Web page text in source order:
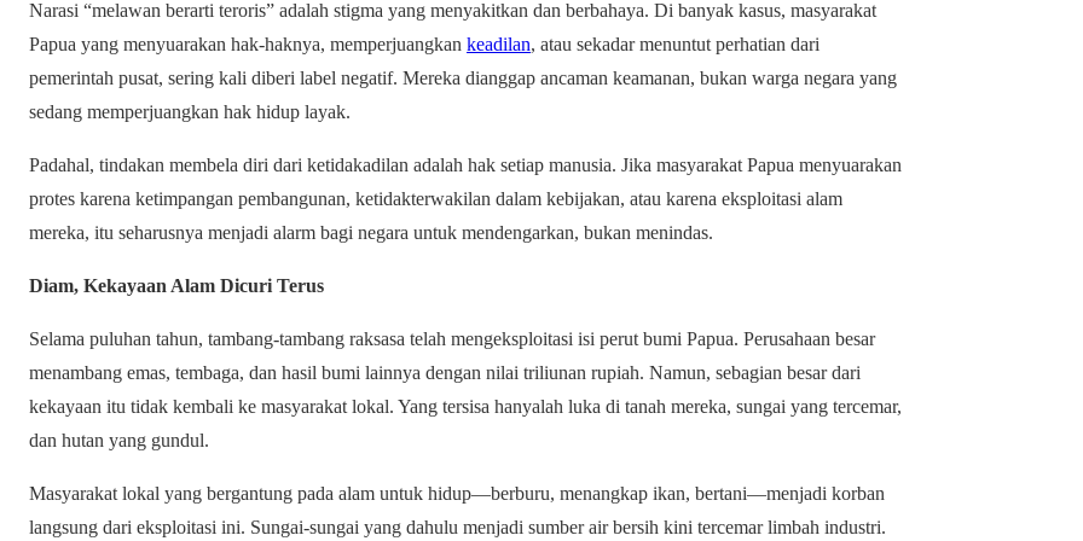
Narasi “melawan berarti teroris” adalah stigma yang menyakitkan dan berbahaya. Di banyak kasus, masyarakat
Papua yang menyuarakan hak-haknya, memperjuangkan keadilan, atau sekadar menuntut perhatian dari
pemerintah pusat, sering kali diberi label negatif. Mereka dianggap ancaman keamanan, bukan warga negara yang
sedang memperjuangkan hak hidup layak.
Padahal, tindakan membela diri dari ketidakadilan adalah hak setiap manusia. Jika masyarakat Papua menyuarakan
protes karena ketimpangan pembangunan, ketidakterwakilan dalam kebijakan, atau karena eksploitasi alam
mereka, itu seharusnya menjadi alarm bagi negara untuk mendengarkan, bukan menindas.
Diam, Kekayaan Alam Dicuri Terus
Selama puluhan tahun, tambang-tambang raksasa telah mengeksploitasi isi perut bumi Papua. Perusahaan besar
menambang emas, tembaga, dan hasil bumi lainnya dengan nilai triliunan rupiah. Namun, sebagian besar dari
kekayaan itu tidak kembali ke masyarakat lokal. Yang tersisa hanyalah luka di tanah mereka, sungai yang tercemar,
dan hutan yang gundul.
Masyarakat lokal yang bergantung pada alam untuk hidup—berburu, menangkap ikan, bertani—menjadi korban
langsung dari eksploitasi ini. Sungai-sungai yang dahulu menjadi sumber air bersih kini tercemar limbah industri.